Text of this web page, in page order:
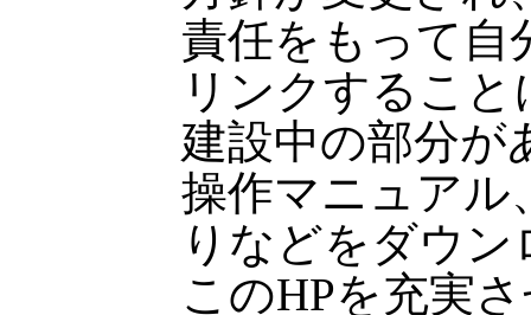
責任をもって自
リンクするこ
建設中の部分が
操作マニュアル
りなどをダウ
このHPを充実